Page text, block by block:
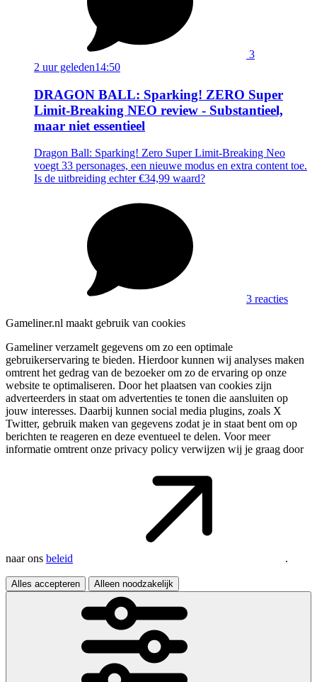
3
2 uur geleden14:50
DRAGON BALL: Sparking! ZERO Super
Limit-Breaking NEO review - Substantieel,
maar niet essentieel
Dragon Ball: Sparking! Zero Super Limit-Breaking Neo
voegt 33 personages, een nieuwe modus en extra content toe.
Is de uitbreiding echter €34,99 waard?
3 reacties
Gameliner.nl maakt gebruik van cookies
Gameliner verzamelt gegevens om zo een optimale
gebruikerservaring te bieden. Hierdoor kunnen wij analyses maken
omtrent het gedrag van de bezoeker om zo de ervaring op onze
website te optimaliseren. Door het plaatsen van cookies zijn
adverteerders in staat om advertenties te tonen die aansluiten op
jouw interesses. Daarbij kunnen social media plugins, zoals X
Twitter, gebruik maken van gegevens zodat je in staat bent om op
berichten te reageren en deze eventueel te delen. Voor meer
informatie omtrent onze privacy policy verwijzen wij je graag door
naar ons beleid .
Alles accepteren Alleen noodzakelijk